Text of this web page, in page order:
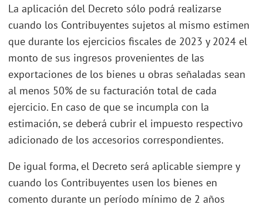
La aplicación del Decreto sólo podrá realizarse
cuando los Contribuyentes sujetos al mismo estimen
que durante los ejercicios fiscales de 2023 y 2024 el
monto de sus ingresos provenientes de las
exportaciones de los bienes u obras señaladas sean
al menos 50% de su facturación total de cada
ejercicio. En caso de que se incumpla con la
estimación, se deberá cubrir el impuesto respectivo
adicionado de los accesorios correspondientes.
De igual forma, el Decreto será aplicable siempre y
cuando los Contribuyentes usen los bienes en
comento durante un período mínimo de 2 años